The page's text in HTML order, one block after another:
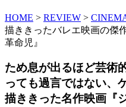
HOME > REVIEW >
描ききったバレエ映画の傑
革命児』
ため息が出るほど芸
っても過言ではない、
描ききった名作映画『